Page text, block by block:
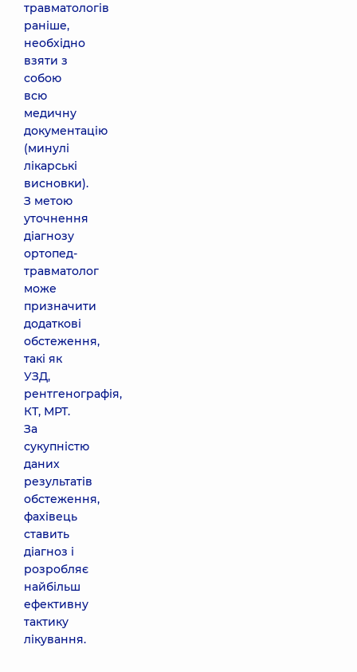
травматологів
раніше,
необхідно
взяти з
собою
всю
медичну
документацію
(минулі
лікарські
висновки).
З метою
уточнення
діагнозу
ортопед-
травматолог
може
призначити
додаткові
обстеження,
такі як
УЗД,
рентгенографія,
КТ, МРТ.
За
сукупністю
даних
результатів
обстеження,
фахівець
ставить
діагноз і
розробляє
найбільш
ефективну
тактику
лікування.